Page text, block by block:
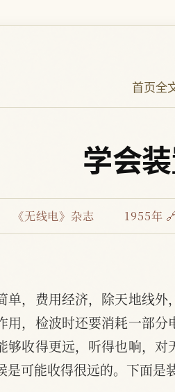
首页全
学会
《无线电》杂志 1955年
单，费用经济，除天地线
用，检波时还要消耗一部
够收得更远，听得也响，
是可能收得很远的。下面是